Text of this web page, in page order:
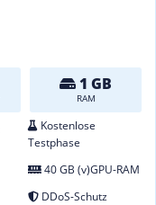
1 GB
RAM
Kostenlose
Testphase
40 GB (v)GPU-RAM
DDoS-Schutz